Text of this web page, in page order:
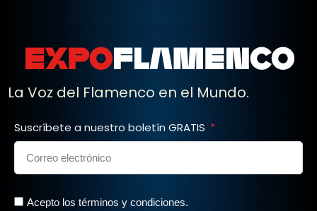
La Voz del Flamenco en el Mundo.
Suscríbete a nuestro boletín GRATIS
Acepto los términos y condiciones.